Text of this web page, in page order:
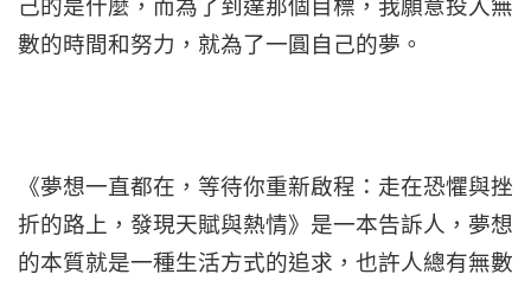
己的是什麼，而為了到達那個目標，我願意投入無
數的時間和努力，就為了一圓自己的夢。
《夢想一直都在，等待你重新啟程：走在恐懼與挫
折的路上，發現天賦與熱情》是一本告訴人，夢想
的本質就是一種生活方式的追求，也許人總有無數